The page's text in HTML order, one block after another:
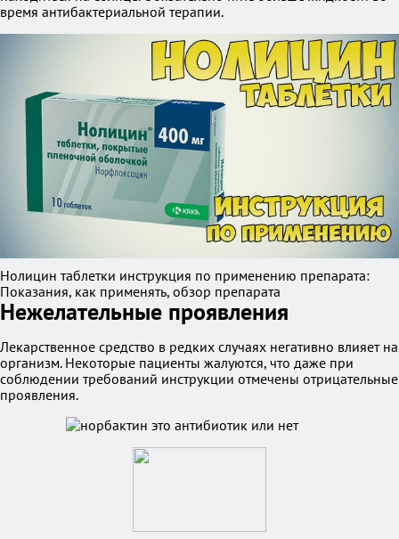
время антибактериальной терапии.
Нолицин таблетки инструкция по применению препарата:
Показания, как применять, обзор препарата
Нежелательные проявления
Лекарственное средство в редких случаях негативно влияет на
организм. Некоторые пациенты жалуются, что даже при
соблюдении требований инструкции отмечены отрицательные
проявления.